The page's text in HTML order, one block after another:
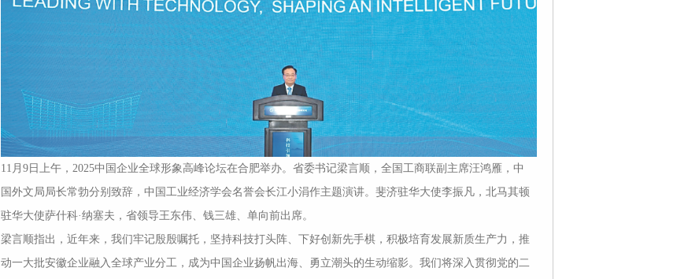
11月9日上午，2025中国企业全球形象高峰论坛在合肥举办。省委书记梁言顺，全国工商联副主席汪鸿雁，中
国外文局局长常勃分别致辞，中国工业经济学会名誉会长江小涓作主题演讲。斐济驻华大使李振凡，北马其顿
驻华大使萨什科·纳塞夫，省领导王东伟、钱三雄、单向前出席。
梁言顺指出，近年来，我们牢记殷殷嘱托，坚持科技打头阵、下好创新先手棋，积极培育发展新质生产力，推
动一大批安徽企业融入全球产业分工，成为中国企业扬帆出海、勇立潮头的生动缩影。我们将深入贯彻党的二